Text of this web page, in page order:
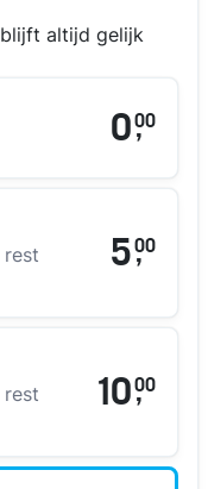
altijd gelijk
0,
00
rest
5,
00
rest
10,
00